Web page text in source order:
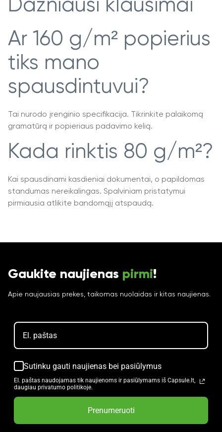
Dažniausi klausimai
Ar 160 g/m² popierius
tiks mano
spausdintuvui?
Tai nurodo įrenginio specifikacija. Tikrinkite palaikomą
gramatūrą ir popieriaus padavimo kelią.
Kada rinktis 80 g/m²?
Kai spausdinami kasdieniai dokumentai, o papildomas
standumas nereikalingas. Spalviniam pristatymui
pirmiausia atlikite bandomąjį atspaudą.
Gaukite naujienas pirmi!
Apie naujausias prekes, taikomas nuolaidas ir kitas naujienas.
Sutinku gauti naujienas bei pasiūlymus
El. paštas naudojamas tik naujienoms ir pasiūlymams iš Capsule.lt,
daugiau privatumo politikoje.
Prenumeruoti